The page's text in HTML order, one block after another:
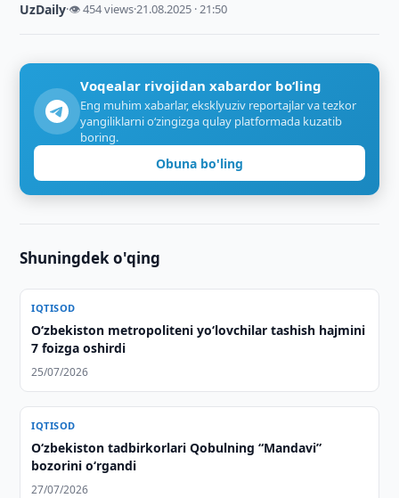
UzDaily·👁 454 views·21.08.2025 · 21:50
Voqealar rivojidan xabardor bo‘ling
Eng muhim xabarlar, eksklyuziv reportajlar va tezkor
yangiliklarni o‘zingizga qulay platformada kuzatib
boring.
Obuna bo'ling
Shuningdek o'qing
IQTISOD
O‘zbekiston metropoliteni yo‘lovchilar tashish hajmini
7 foizga oshirdi
25/07/2026
IQTISOD
O‘zbekiston tadbirkorlari Qobulning “Mandavi”
bozorini o‘rgandi
27/07/2026